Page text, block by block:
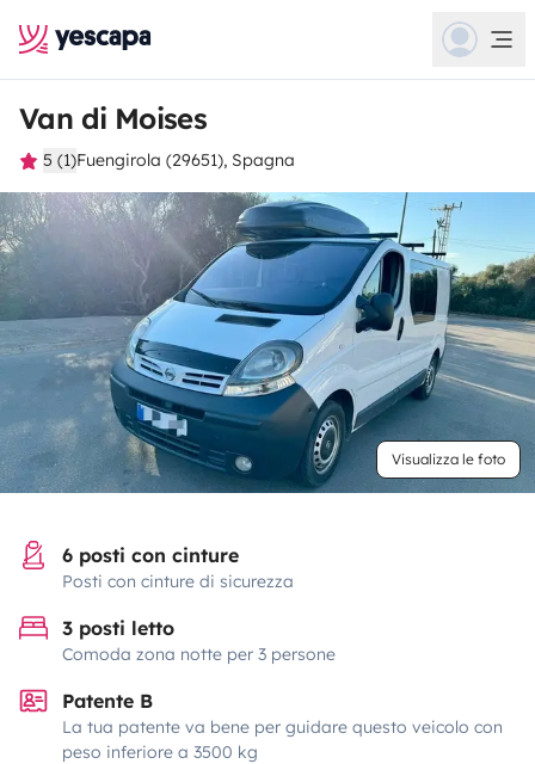
Van di Moises
5 (1)Fuengirola (29651), Spagna
Visualizza le foto
6 posti con cinture
Posti con cinture di sicurezza
3 posti letto
Comoda zona notte per 3 persone
Patente B
La tua patente va bene per guidare questo veicolo con
peso inferiore a 3500 kg